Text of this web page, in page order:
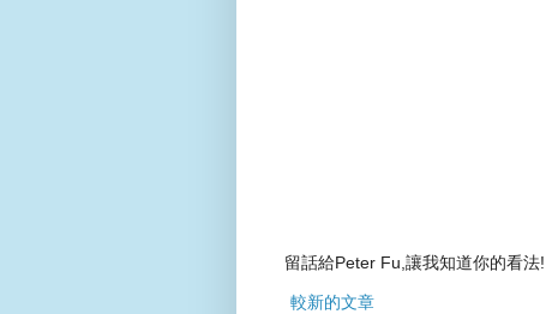
留話給Peter Fu,讓我知道你的看法!
較新的文章